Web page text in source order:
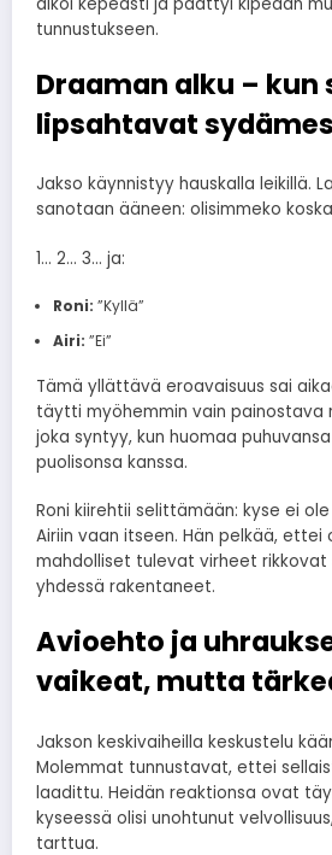
tunnustukseen.
Draaman alku – kun
lipsahtavat
Jakso käynnistyy hauskalla leikillä.
sanotaan ääneen: olisimmeko
1… 2… 3… ja:
Roni: ”Kyllä”
Airi: ”Ei”
Tämä yllättävä eroavaisuus sai
täytti myöhemmin vain painostava
joka syntyy, kun huomaa
puolisonsa kanssa.
Roni kiirehtii selittämään: kyse ei
Airiin vaan itseen. Hän pelkää, ettei
mahdolliset tulevat virheet rikkovat
yhdessä rakentaneet.
Avioehto ja
vaikeat, mutta
Jakson keskivaiheilla keskustelu
Molemmat tunnustavat, ettei
laadittu. Heidän reaktionsa ovat
kyseessä olisi unohtunut
tarttua.